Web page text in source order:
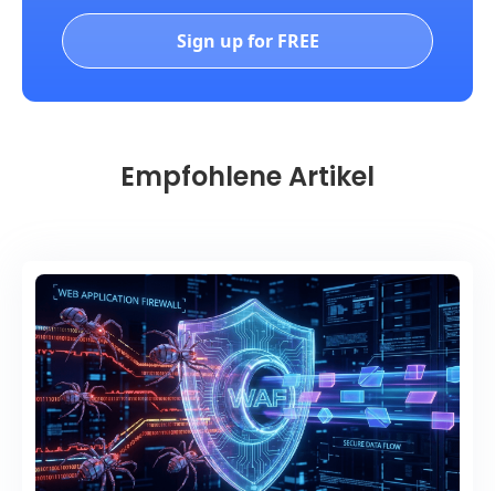
Sign up for FREE
Empfohlene Artikel